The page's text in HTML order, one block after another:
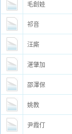
毛創娃
祁音
汪廝
湛肇加
邵澤保
姚教
尹霞仃